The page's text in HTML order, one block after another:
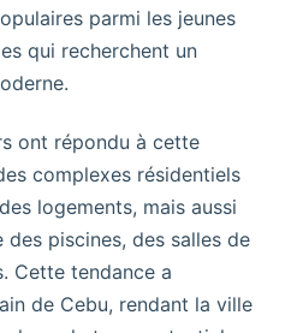
parmi les jeunes
qui recherchent un
ont répondu à cette
complexes résidentiels
logements, mais aussi
piscines, des salles de
Cette tendance a
de Cebu, rendant la ville